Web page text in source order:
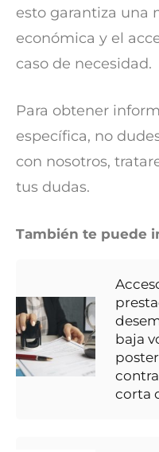
esto garantiza una
económica y el
caso de necesidad.
Para obtener
específica, no
con nosotros,
tus dudas.
También te puede
baja
corta